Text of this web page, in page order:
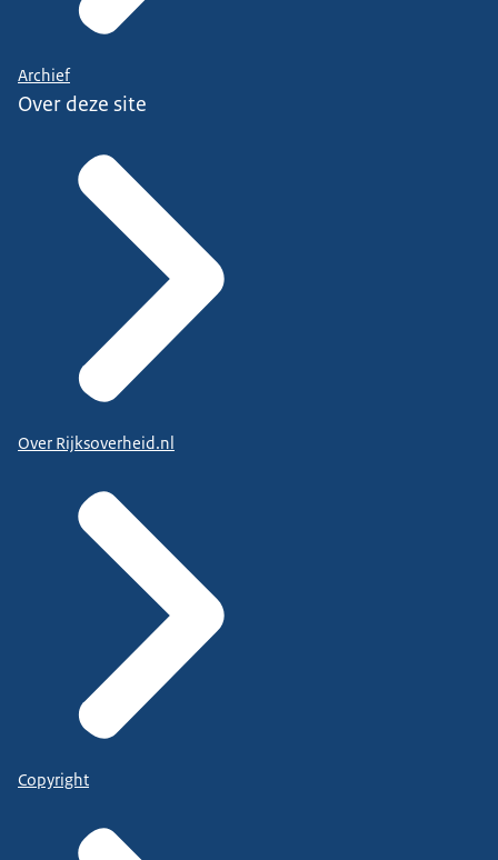
Archief
Over deze site
Over Rijksoverheid.nl
Copyright